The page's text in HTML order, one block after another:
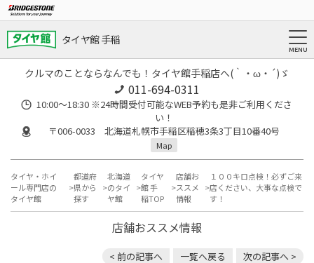
タイヤ館 手稲
クルマのことならなんでも！タイヤ館手稲店へ(｀・ω・´)ゞ
011-694-0311
10:00～18:30 ※24時間受付可能なWEB予約も是非ご利用くださ
い！
〒006-0033 北海道札幌市手稲区稲穂3条3丁目10番40号
Map
タイヤ・ホイ
ール専門店の
タイヤ館
都道府
県から
探す
北海道
のタイ
ヤ館
タイヤ
館 手
稲TOP
店舗お
ススメ
情報
１００キロ点検！必ずご来
店ください、大事な点検で
す！
店舗おススメ情報
< 前の記事へ 一覧へ戻る 次の記事へ >